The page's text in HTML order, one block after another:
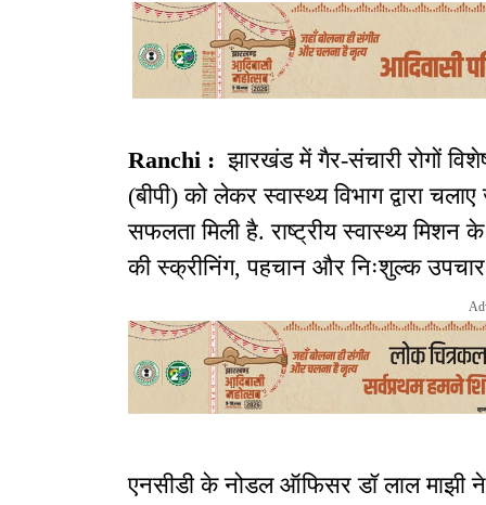
Ranchi : झारखंड में गैर-संचारी रोगों
(बीपी) को लेकर स्वास्थ्य विभाग द्वारा
सफलता मिली है. राष्ट्रीय स्वास्थ्य
की स्क्रीनिंग, पहचान और निःशुल्क
एनसीडी के नोडल ऑफिसर डॉ लाल माझी ने